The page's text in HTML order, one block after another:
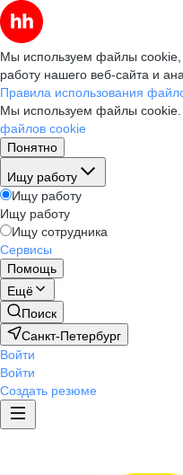
Мы используем файлы cookie,
работу нашего веб-сайта и
Правила использования
Мы используем файлы cookie.
файлов cookie
Понятно
Ищу работу
Ищу работу
Ищу работу
Ищу сотрудника
Сервисы
Помощь
Ещё
Поиск
Санкт-Петербург
Войти
Войти
Создать резюме